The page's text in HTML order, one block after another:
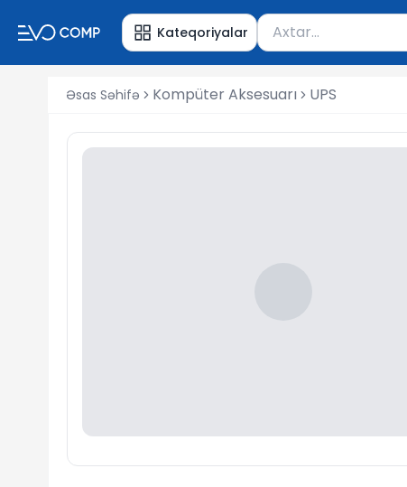
Kateqoriyalar Məhsul axtar
Axtarış üçün ən azı
Əsas Səhifə Kompüter Aksesuarı UPS